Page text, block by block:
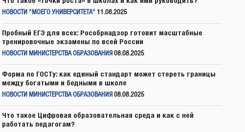
НОВОСТИ "МОЕГО УНИВЕРСИТЕТА" 11.08.2025
Пробный ЕГЭ для всех: Рособрнадзор готовит масштабные
тренировочные экзамены по всей России
НОВОСТИ МИНИСТЕРСТВА ОБРАЗОВАНИЯ 08.08.2025
Форма по ГОСТу: как единый стандарт может стереть границы
между богатыми и бедными в школе
НОВОСТИ МИНИСТЕРСТВА ОБРАЗОВАНИЯ 08.08.2025
Что такое Цифровая образовательная среда и как с ней
работать педагогам?